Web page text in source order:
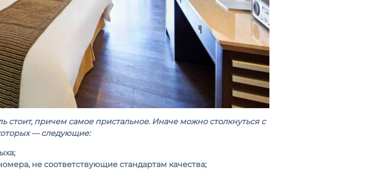
причем самое пристальное. Иначе можно столкнуться с
— следующие:
не соответствующие стандартам качества;